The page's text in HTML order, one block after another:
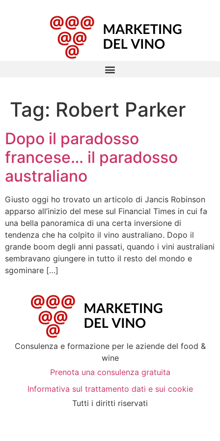
Tag: Robert Parker
Dopo il paradosso
francese… il paradosso
australiano
Giusto oggi ho trovato un articolo di Jancis Robinson
apparso all’inizio del mese sul Financial Times in cui fa
una bella panoramica di una certa inversione di
tendenza che ha colpito il vino australiano. Dopo il
grande boom degli anni passati, quando i vini australiani
sembravano giungere in tutto il resto del mondo e
sgominare […]
Consulenza e formazione per le aziende del food &
wine
Prenota una consulenza gratuita
Informativa sul trattamento dati e sui cookie
Tutti i diritti riservati